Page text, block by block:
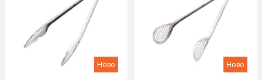
Ново Ново